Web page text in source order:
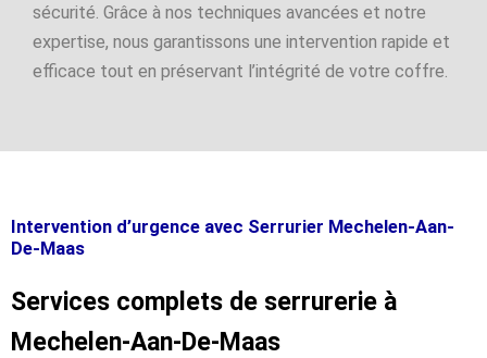
sécurité. Grâce à nos techniques avancées et notre
expertise, nous garantissons une intervention rapide et
efficace tout en préservant l’intégrité de votre coffre.
Intervention d’urgence avec Serrurier Mechelen-Aan-
De-Maas
Services complets de serrurerie à
Mechelen-Aan-De-Maas